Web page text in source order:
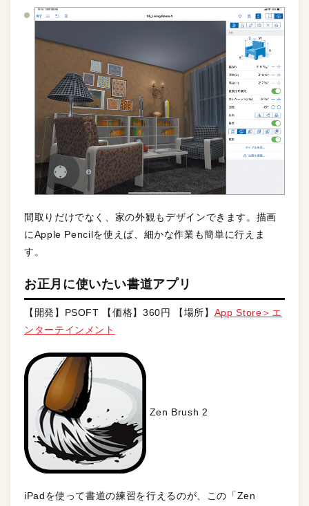
間取りだけでなく、家の外観もデザインできます。描画
にApple Pencilを使えば、細かな作業も簡単に行えま
す。
お正月に使いたい書道アプリ
【開発】PSOFT 【価格】360円 【場所】 App Store＞エ
ンターテインメント
Zen Brush 2
iPadを使って書道の練習を行えるのが、この「Zen